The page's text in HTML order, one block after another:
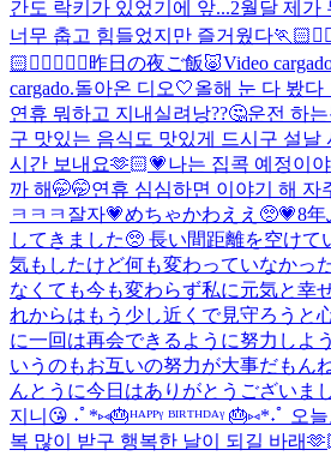
간도 락키가 있었기에 앞...2월달 제가
너무 춥고 힘들었지만 즐거웠다
🏻👩🏻‍❤️‍👩🏻昨日の夜ご飯🐷Video
cargado.돌아온 디오🤍올해 눈 다 봤다
연휴 뭐하고 지내실려낭??🤔운전 하
구 맛있는 음식도 맛있게 드시구 설날
시간 보내요🫶🏻💗나는 집콕 예정이
까 해🤭🤭연휴 심심하면 이야기 해 자
ㅋㅋㅋ 잘자💗めちゃかわええ🥺💗8年
してきました🥺 長い間距離を空けて
気もしたけど何も変わっていなかっ
なくても今も変わらず私に元気と幸
れからはもう少し近くで見守ろうと
に一回は再会できるように努力しよ
いうのもお互いの努力が大事だもん
んとうに今日はありがとうございま
지니😘 ˖ﾟ*⑅🎂ᴴᴬᴾᴾᵞ ᴮᴵᴿᵀᴴᴰᴬᵞ 🎂⑅*˖ﾟ
복 많이 받구 행복한 날이 되길 바래